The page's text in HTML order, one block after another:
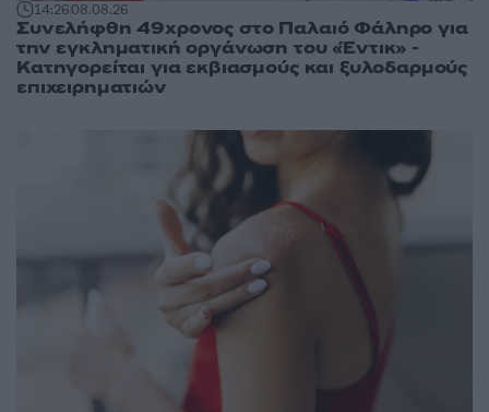
14:2608.08.26
Συνελήφθη 49χρονος στο Παλαιό Φάληρο για
την εγκληματική οργάνωση του «Έντικ» -
Κατηγορείται για εκβιασμούς και ξυλοδαρμούς
επιχειρηματιών